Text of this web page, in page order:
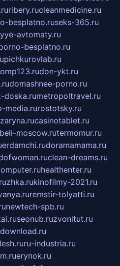
ribery.rucleanmedicine.ru
besplatno.ruseks-365.ru
avtomaty.ru
besplatno.ru
pichkurovlab.ru
don-ykt.ru
domashnee-porno.ru
doska.rumetropoltravel.ru
media.rurostotsky.ru
zaryna.rucasinotablet.ru
moscow.rutermomur.ru
erdamchi.rudoramamama.ru
clean-dreams.ru
healthenter.ru
kinofilmy-2021.ru
remstir-tolyatti.ru
newtech-spb.ru
seonub.ruzvonitut.ru
ru-industria.ru
erynok.ru